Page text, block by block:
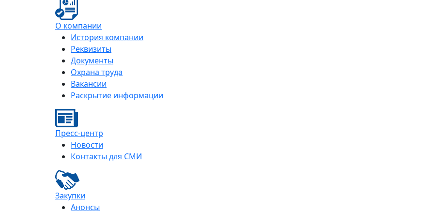
О компании
История компании
Реквизиты
Документы
Охрана труда
Вакансии
Раскрытие информации
Пресс-центр
Новости
Контакты для СМИ
Закупки
Анонсы